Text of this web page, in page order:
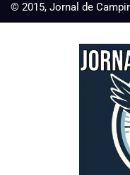
© 2015, Jornal de